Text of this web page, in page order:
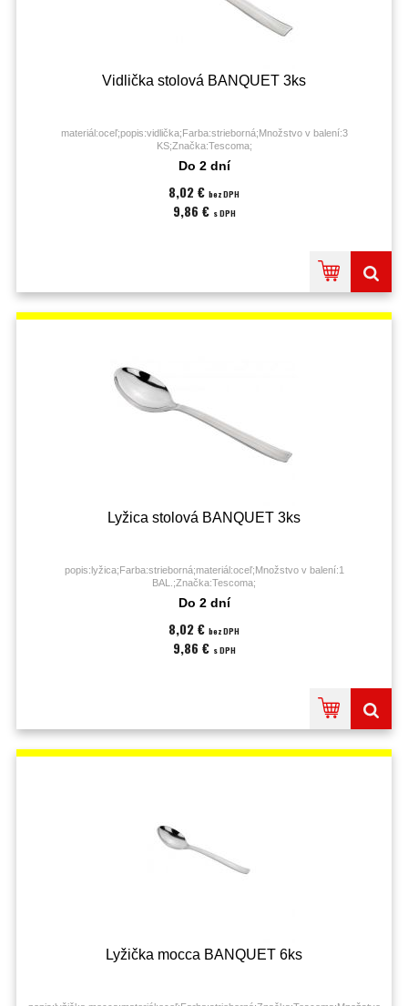
Vidlička stolová BANQUET 3ks
materiál:oceľ;popis:vidlička;Farba:strieborná;Množstvo v balení:3
KS;Značka:Tescoma;
Do 2 dní
8,02 € bez DPH
9,86 € s DPH
Lyžica stolová BANQUET 3ks
popis:lyžica;Farba:strieborná;materiál:oceľ;Množstvo v balení:1
BAL.;Značka:Tescoma;
Do 2 dní
8,02 € bez DPH
9,86 € s DPH
Lyžička mocca BANQUET 6ks